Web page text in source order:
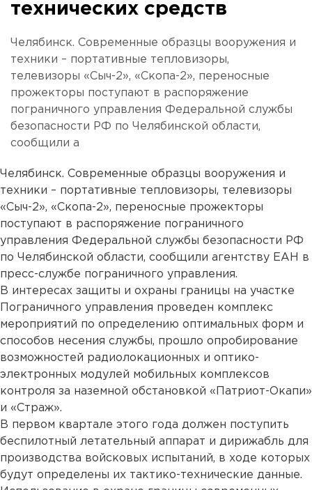
технических средств
Челябинск. Современные образцы вооружения и
техники – портативные тепловизоры,
телевизоры «Сыч-2», «Скопа-2», переносные
прожекторы поступают в распоряжение
пограничного управления Федеральной службы
безопасности РФ по Челябинской области,
сообщили а
Челябинск. Современные образцы вооружения и
техники – портативные тепловизоры, телевизоры
«Сыч-2», «Скопа-2», переносные прожекторы
поступают в распоряжение пограничного
управления Федеральной службы безопасности РФ
по Челябинской области, сообщили агентству ЕАН в
пресс-службе пограничного управления.
В интересах защиты и охраны границы на участке
Пограничного управления проведен комплекс
мероприятий по определению оптимальных форм и
способов несения службы, прошло опробирование
возможностей радиолокационных и оптико-
электронных модулей мобильных комплексов
контроля за наземной обстановкой «Патриот-Окапи»
и «Страж».
В первом квартале этого года должен поступить
беспилотный летательный аппарат и дирижабль для
производства войсковых испытаний, в ходе которых
будут определены их тактико-технические данные.